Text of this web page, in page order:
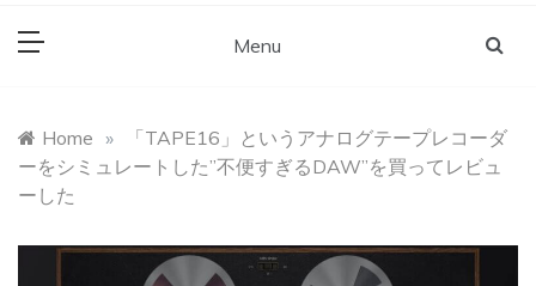
Menu
Home »
「TAPE16」というアナログテープレコーダ
ーをシミュレートした”不便すぎるDAW”を買ってレビュ
ーした